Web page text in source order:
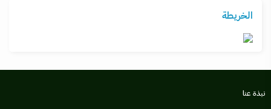
الخريطة
نبذة عنا